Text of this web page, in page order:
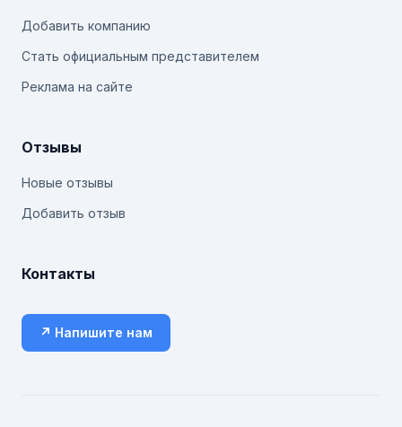
Добавить компанию
Стать официальным представителем
Реклама на сайте
Отзывы
Новые отзывы
Добавить отзыв
Контакты
↗ Напишите нам